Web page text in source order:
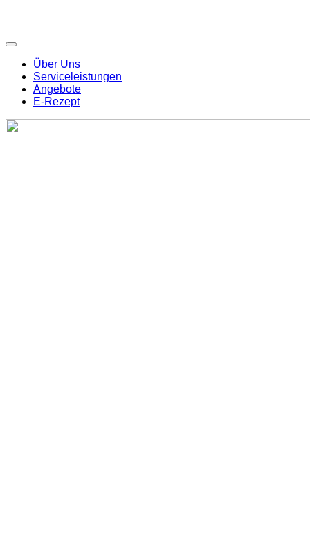
Über Uns
Serviceleistungen
Angebote
E-Rezept